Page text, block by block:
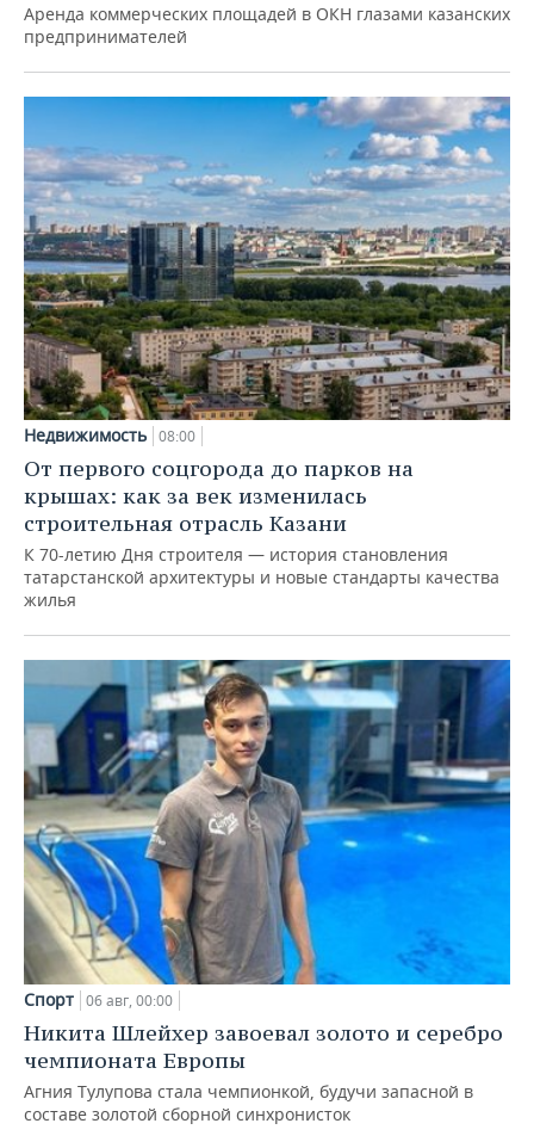
Аренда коммерческих площадей в ОКН глазами казанских
предпринимателей
Недвижимость 08:00
От первого соцгорода до парков на
крышах: как за век изменилась
строительная отрасль Казани
К 70-летию Дня строителя — история становления
татарстанской архитектуры и новые стандарты качества
жилья
Спорт 06 авг, 00:00
Никита Шлейхер завоевал золото и серебро
чемпионата Европы
Агния Тулупова стала чемпионкой, будучи запасной в
составе золотой сборной синхронисток